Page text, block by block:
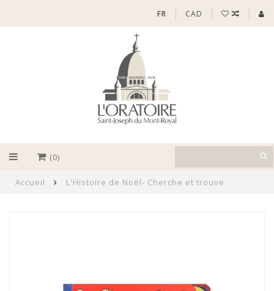
FR CAD
(0)
Accueil L'Histoire de Noël- Cherche et trouve